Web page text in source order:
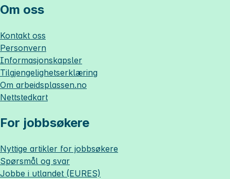
Om oss
Kontakt oss
Personvern
Informasjonskapsler
Tilgjengelighetserklæring
Om arbeidsplassen.no
Nettstedkart
For jobbsøkere
Nyttige artikler for jobbsøkere
Spørsmål og svar
Jobbe i utlandet (EURES)